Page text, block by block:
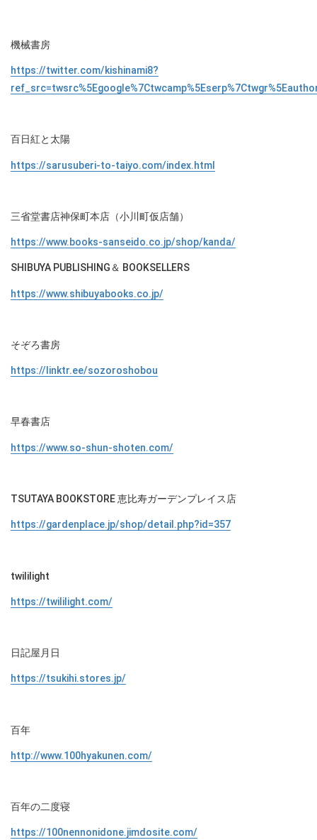
機械書房
https://twitter.com/kishinami8?
百日紅と太陽
https://sarusuberi-to-taiyo.com/index.html
三省堂書店神保町本店（小川町仮店舗）
https://www.books-sanseido.co.jp/shop/kanda/
SHIBUYA PUBLISHING＆ BOOKSELLERS
https://www.shibuyabooks.co.jp/
そぞろ書房
https://linktr.ee/sozoroshobou
早春書店
https://www.so-shun-shoten.com/
TSUTAYA BOOKSTORE 恵比寿ガーデンプレイス店
https://gardenplace.jp/shop/detail.php?id=357
twililight
https://twililight.com/
日記屋月日
https://tsukihi.stores.jp/
百年
http://www.100hyakunen.com/
百年の二度寝
https://100nennonidone.jimdosite.com/